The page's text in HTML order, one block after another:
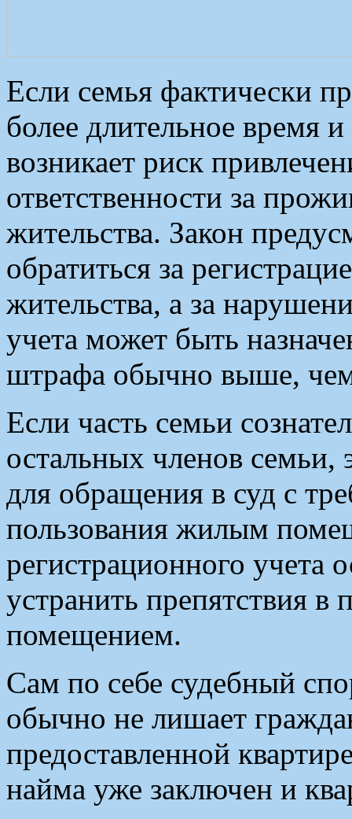
Если семья фактически
более длительное время
возникает риск
ответственности за
жительства. Закон
обратиться за
жительства, а за
учета может быть
штрафа обычно выше,
Если часть семьи
остальных членов семьи,
для обращения в суд с
пользования жилым
регистрационного учета
устранить препятствия
помещением.
Сам по себе судебный
обычно не лишает
предоставленной
найма уже заключен и